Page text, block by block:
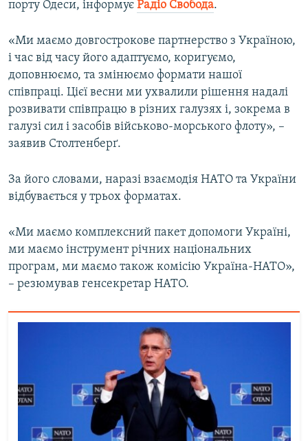
порту Одеси, інформує Радіо Свобода.
«Ми маємо довгострокове партнерство з Україною,
і час від часу його адаптуємо, коригуємо,
доповнюємо, та змінюємо формати нашої
співпраці. Цієї весни ми ухвалили рішення надалі
розвивати співпрацю в різних галузях і, зокрема в
галузі сил і засобів військово-морського флоту», –
заявив Столтенберґ.
За його словами, наразі взаємодія НАТО та України
відбувається у трьох форматах.
«Ми маємо комплексний пакет допомоги Україні,
ми маємо інструмент річних національних
програм, ми маємо також комісію Україна-НАТО»,
– резюмував генсекретар НАТО.